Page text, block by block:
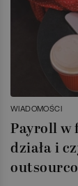
WIADOMOŚCI
Payroll w
działa i